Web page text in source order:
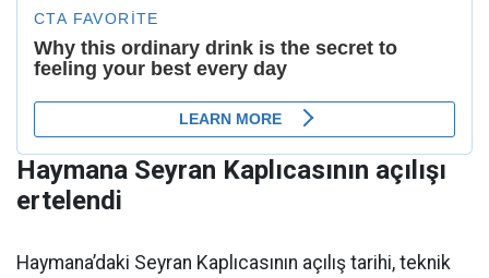
Haymana Seyran Kaplıcasının açılışı
ertelendi
Haymana’daki Seyran Kaplıcasının açılış tarihi, teknik